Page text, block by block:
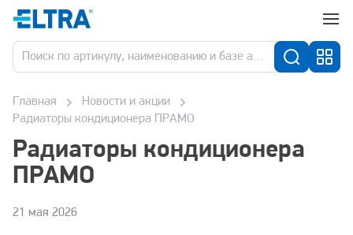
Главная
Новости и акции
Радиаторы кондиционера ПРАМО
Радиаторы кондиционера
ПРАМО
21 мая 2026